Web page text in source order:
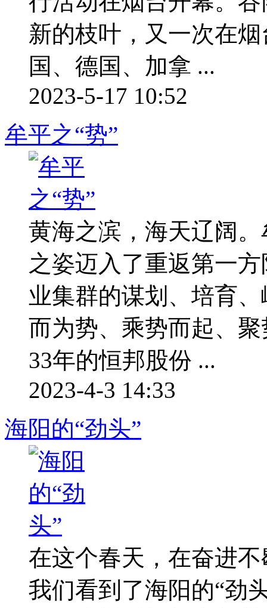
新的枝叶，又一次在
国、德国、加拿 ...
2023-5-17 10:52
牟平之“势”
黄海之滨，海天辽阔
之姿迈入了重返第一
业集群的谋划、培育
而为势、乘势而起、
33年的恒邦股份 ...
2023-4-3 14:33
海阳的“劲头”
在这个春天，在奋进
我们看到了海阳的“